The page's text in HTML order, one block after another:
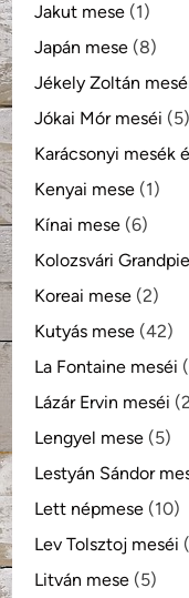
Jakut mese (1)
Japán mese (8)
Jékely Zoltán
Jókai Mór meséi (5)
Karácsonyi mesék
Kenyai mese (1)
Kínai mese (6)
Kolozsvári
Koreai mese (2)
Kutyás mese (42)
La Fontaine meséi
Lázár Ervin meséi
Lengyel mese (5)
Lestyán Sándor
Lett népmese (10)
Lev Tolsztoj meséi
Litván mese (5)